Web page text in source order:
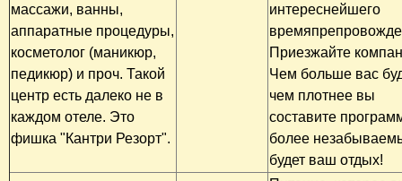
массажи, ванны,
аппаратные процедуры,
косметолог (маникюр,
педикюр) и проч. Такой
центр есть далеко не в
каждом отеле. Это
фишка "Кантри Резорт".
интереснейшего
Приезжайте
Чем больше вас
чем плотнее вы
составите
более
будет ваш отдых!